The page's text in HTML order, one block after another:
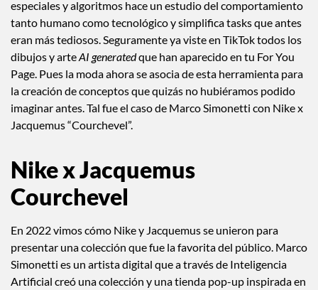
especiales y algoritmos hace un estudio del comportamiento
tanto humano como tecnológico y simplifica tasks que antes
eran más tediosos. Seguramente ya viste en TikTok todos los
dibujos y arteAI generatedque han aparecido en tu For You
Page. Pues la moda ahora se asocia de esta herramienta para
la creación de conceptos que quizás no hubiéramos podido
imaginar antes. Tal fue el caso de Marco Simonetti con Nike x
Jacquemus “Courchevel”.
Nike x Jacquemus
Courchevel
En 2022 vimos cómo Nike y Jacquemus se unieron para
presentar una colección que fue la favorita del público. Marco
Simonetti es un artista digital que a través de Inteligencia
Artificial creó una colección y una tienda pop-up inspirada en